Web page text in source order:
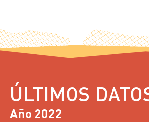
ÚLTIMOS
Año 2022